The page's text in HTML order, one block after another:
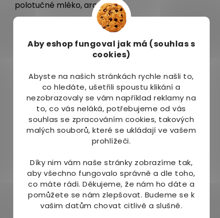
Aby eshop fungoval jak má (souhlas s
cookies)
Abyste na našich stránkách rychle našli to,
co hledáte, ušetřili spoustu klikání a
nezobrazovaly se vám například reklamy na
to, co vás neláká, potřebujeme od vás
souhlas se zpracováním cookies, takových
malých souborů, které se ukládají ve vašem
prohlížeči.
Díky nim vám naše stránky zobrazíme tak,
aby všechno fungovalo správně a dle toho,
co máte rádi. Děkujeme, že nám ho dáte a
pomůžete se nám zlepšovat. Budeme se k
vašim datům chovat citlivě a slušně.
polotučné mléko, aroma
Balení:
Upozornění:
Není vhodné pro děti do 3 let, těhotné a kojící
ženy. Ukládejte mimo dosah dětí. Nepřekračujte
denní doporučenou dávku. Není náhradou
vyvážené a pestré stravy a zdravého životního
stylu. Uchovávejte v suchu do 25 C. Vhodné pro
celiaky. Nepoužívejte při známé přecitlivělosti na
uvedenou složku. Usazenina není na závadu -
tvoří ji vláknina houby reishi.
V naší nabídce najdete také produktReishi v
kávě strong.